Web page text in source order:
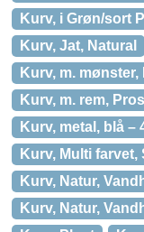
Kurv, i Grøn/sort
Kurv, Jat, Natural
Kurv, m.
Kurv, m. rem,
Kurv, metal, blå –
Kurv, Multi
Kurv, Natur,
Kurv, Natur,